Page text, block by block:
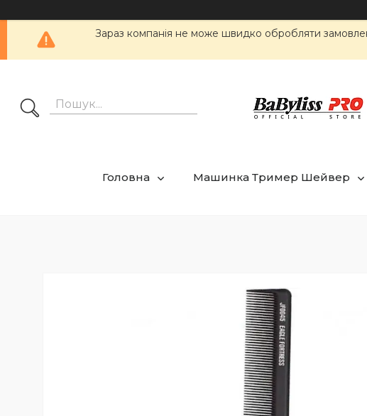
Зараз компанія не може швидко обробляти
Головна Машинка Тример Шейвер